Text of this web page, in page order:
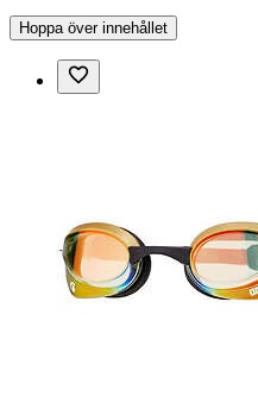
Hoppa över innehållet